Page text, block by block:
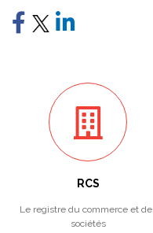
RCS
Le registre du commerce et
sociétés